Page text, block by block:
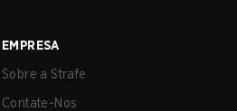
EMPRESA
Sobre a Strafe
Contate-Nos